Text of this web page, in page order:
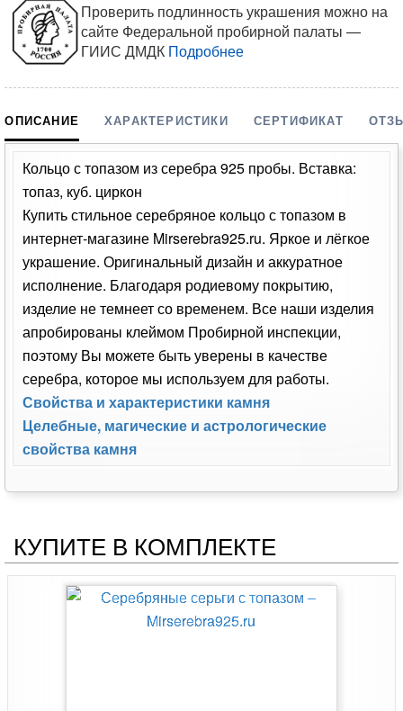
Проверить подлинность украшения можно на
сайте Федеральной пробирной палаты —
ГИИС ДМДК Подробнее
ОПИСАНИЕ ХАРАКТЕРИСТИКИ СЕРТИФИКАТ
Кольцо с топазом из серебра 925 пробы. Вставка:
топаз, куб. циркон
Купить стильное серебряное кольцо с топазом в
интернет-магазине Mirserebra925.ru. Яркое и лёгкое
украшение. Оригинальный дизайн и аккуратное
исполнение. Благодаря родиевому покрытию,
изделие не темнеет со временем. Все наши изделия
апробированы клеймом Пробирной инспекции,
поэтому Вы можете быть уверены в качестве
серебра, которое мы используем для работы.
Свойства и характеристики камня
Целебные, магические и астрологические
свойства камня
КУПИТЕ В КОМПЛЕКТЕ